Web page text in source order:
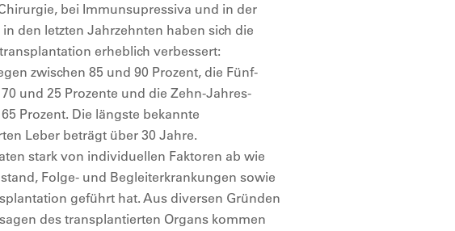
bei Immunsupressiva und in der
den letzten Jahrzehnten haben sich die
erheblich verbessert:
zwischen 85 und 90 Prozent, die Fünf-
und 25 Prozente und die Zehn-Jahres-
Prozent. Die längste bekannte
Leber beträgt über 30 Jahre.
stark von individuellen Faktoren ab wie
Folge- und Begleiterkrankungen sowie
geführt hat. Aus diversen Gründen
des transplantierten Organs kommen